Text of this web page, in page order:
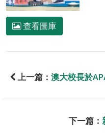
查看圖庫
上一篇： 澳大校長於
下一篇：